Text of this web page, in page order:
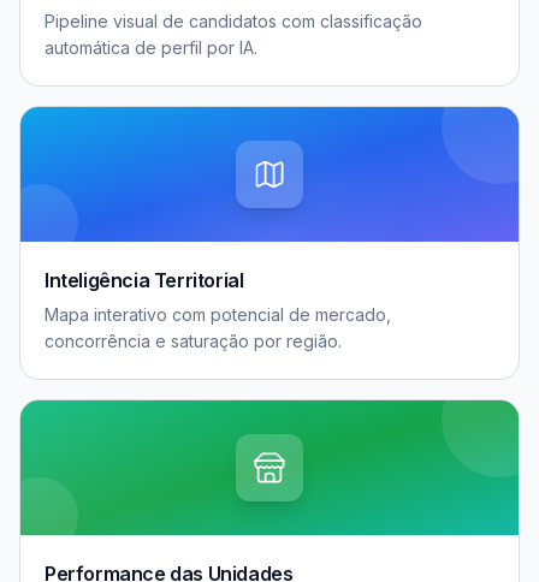
Pipeline visual de candidatos com classificação
automática de perfil por IA.
Inteligência Territorial
Mapa interativo com potencial de mercado,
concorrência e saturação por região.
Performance das Unidades